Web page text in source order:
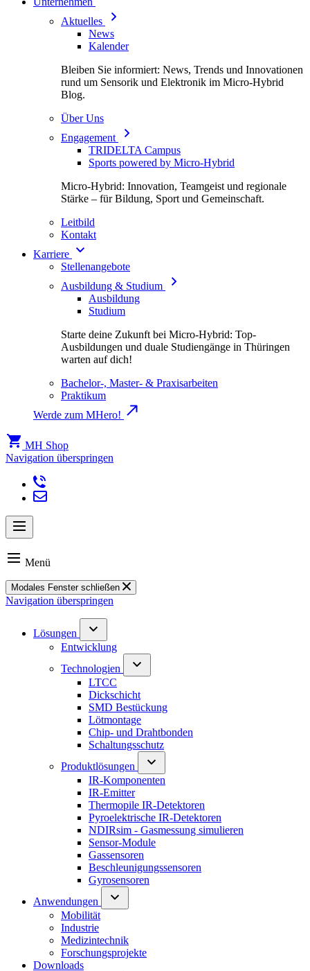
Aktuelles
News
Kalender
Bleiben Sie informiert: News, Trends und Innovationen
rund um Sensorik und Elektronik im Micro-Hybrid
Blog.
Über Uns
Engagement
TRIDELTA Campus
Sports powered by Micro-Hybrid
Micro-Hybrid: Innovation, Teamgeist und regionale
Stärke – für Bildung, Sport und Gemeinschaft.
Leitbild
Kontakt
Karriere
Stellenangebote
Ausbildung & Studium
Ausbildung
Studium
Starte deine Zukunft bei Micro-Hybrid: Top-
Ausbildungen und duale Studiengänge in Thüringen
warten auf dich!
Bachelor-, Master- & Praxisarbeiten
Praktikum
Werde zum MHero!
MH Shop
Navigation überspringen
Menü
Modales Fenster schließen
Navigation überspringen
Lösungen
Entwicklung
Technologien
LTCC
Dickschicht
SMD Bestückung
Lötmontage
Chip- und Drahtbonden
Schaltungsschutz
Produktlösungen
IR-Komponenten
IR-Emitter
Thermopile IR-Detektoren
Pyroelektrische IR-Detektoren
NDIRsim - Gasmessung simulieren
Sensor-Module
Gassensoren
Beschleunigungssensoren
Gyrosensoren
Anwendungen
Mobilität
Industrie
Medizintechnik
Forschungsprojekte
Downloads